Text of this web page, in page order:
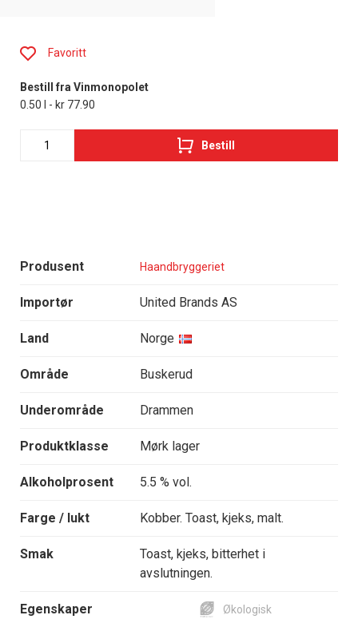
Produsent Haandbryggeriet
Importør United Brands AS
Land Norge
Område Buskerud
Underområde Drammen
Produktklasse Mørk lager
Alkoholprosent 5.5 % vol.
Farge / lukt Kobber. Toast, kjeks, malt.
Smak
Toast, kjeks, bitterhet i
avslutningen.
Egenskaper Økologisk
Favoritt
Bestill fra Vinmonopolet
0.50 l - kr 77.90
Bestill